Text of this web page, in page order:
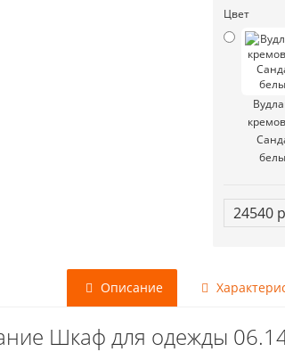
Цвет
24540
Описание
Шкаф для одежды